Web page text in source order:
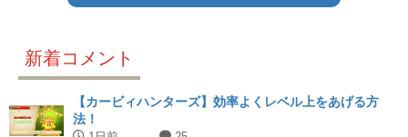
新着コメント
【カービィハンターズ】効率よくレベル上をあげる方
法！